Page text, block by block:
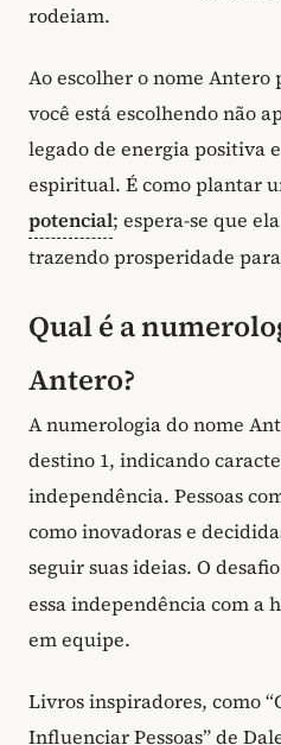
rodeiam.
Ao escolher o nome
você está escolhendo não
legado de energia positiva
espiritual. É como plantar
potencial; espera-se que
trazendo prosperidade
Qual é a
Antero?
A numerologia do nome
destino 1, indicando
independência. Pessoas
como inovadoras e
seguir suas ideias. O desafio
essa independência com a
em equipe.
Livros inspiradores, como
Influenciar Pessoas” de